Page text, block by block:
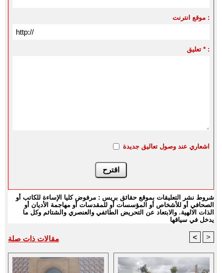
موقع انترنت :
تعليق * :
اشعاري عند وصول تعاليق جديدة
شروط نشر التعليقات بموقع حقائق بريس : مرفوض كليا الإساءة للكاتب أو
الصحافي أو للأشخاص أو المؤسسات أو للمقدسات أو مهاجمة الأديان أو
الذات الالهية. والابتعاد عن التحريض الطائفي والعنصري والشتائم وكل ما
يدخل في سياقها
مقالات ذات صلة < >